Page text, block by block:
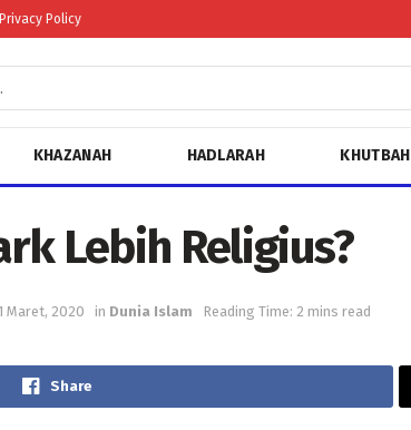
Privacy Policy
KHAZANAH HADLARAH KHUTBAH
Lebih Religius?
Maret, 2020 in Dunia Islam Reading Time: 2 mins read
Share